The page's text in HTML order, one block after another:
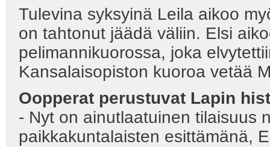
Tulevina syksyinä Leila aikoo
on tahtonut jäädä väliin. Elsi
pelimannikuorossa, joka
Kansalaisopiston kuoroa vetää
Oopperat perustuvat Lapin
- Nyt on ainutlaatuinen tilaisuus
paikkakuntalaisten esittämänä,